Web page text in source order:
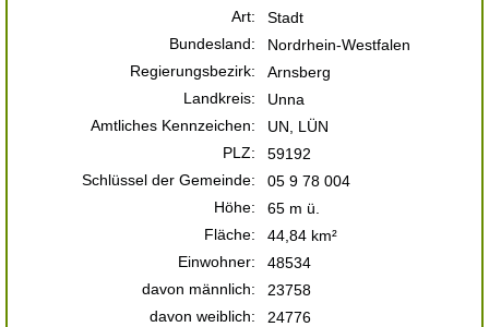
Art:
Stadt
Bundesland:
Nordrhein-Westfalen
Regierungsbezirk:
Arnsberg
Landkreis:
Unna
Amtliches Kennzeichen:
UN, LÜN
PLZ:
59192
Schlüssel der Gemeinde:
05 9 78 004
Höhe:
65 m ü.
Fläche:
44,84 km²
Einwohner:
48534
davon männlich:
23758
davon weiblich:
24776